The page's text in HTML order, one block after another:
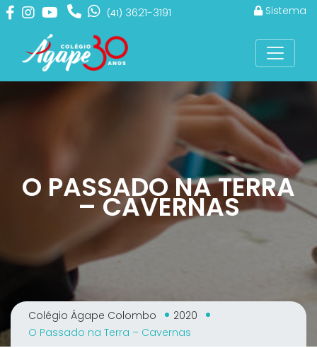
(41) 3621-3191 Sistema
O PASSADO NA TERRA
– CAVERNAS
Colégio Ágape Colombo
2020
O Passado na Terra – Cavernas